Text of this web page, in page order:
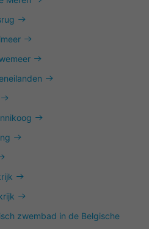
zwembad in de Belgische